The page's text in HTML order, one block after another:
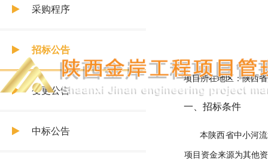
采购程序
招标公告
变更公告
中标公告
项目所在地区：陕西省
一、招标条件
本 陕西省中小河
项目资金来源为其他